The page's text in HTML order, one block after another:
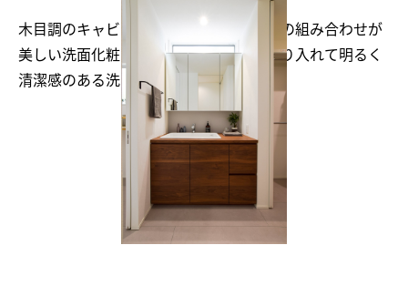
木目調のキャビネットと白い洗面ボウルの組み合わせが
美しい洗面化粧台。高窓から自然光も採り入れて明るく
清潔感のある洗面スペース